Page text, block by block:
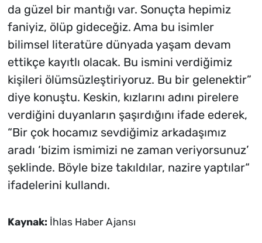
da güzel bir mantığı var. Sonuçta hepimiz
faniyiz, ölüp gideceğiz. Ama bu isimler
bilimsel literatüre dünyada yaşam devam
ettikçe kayıtlı olacak. Bu ismini verdiğimiz
kişileri ölümsüzleştiriyoruz. Bu bir gelenektir”
diye konuştu. Keskin, kızlarını adını pirelere
verdiğini duyanların şaşırdığını ifade ederek,
“Bir çok hocamız sevdiğimiz arkadaşımız
aradı ‘bizim ismimizi ne zaman veriyorsunuz’
şeklinde. Böyle bize takıldılar, nazire yaptılar“
ifadelerini kullandı.
Kaynak: İhlas Haber Ajansı